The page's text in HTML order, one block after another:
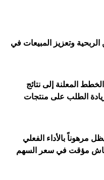
وتعزيز المبيعات في
المعلنة إلى نتائج
الطلب على منتجات
مرهوناً بالأداء الفعلي
مؤقت في سعر السهم